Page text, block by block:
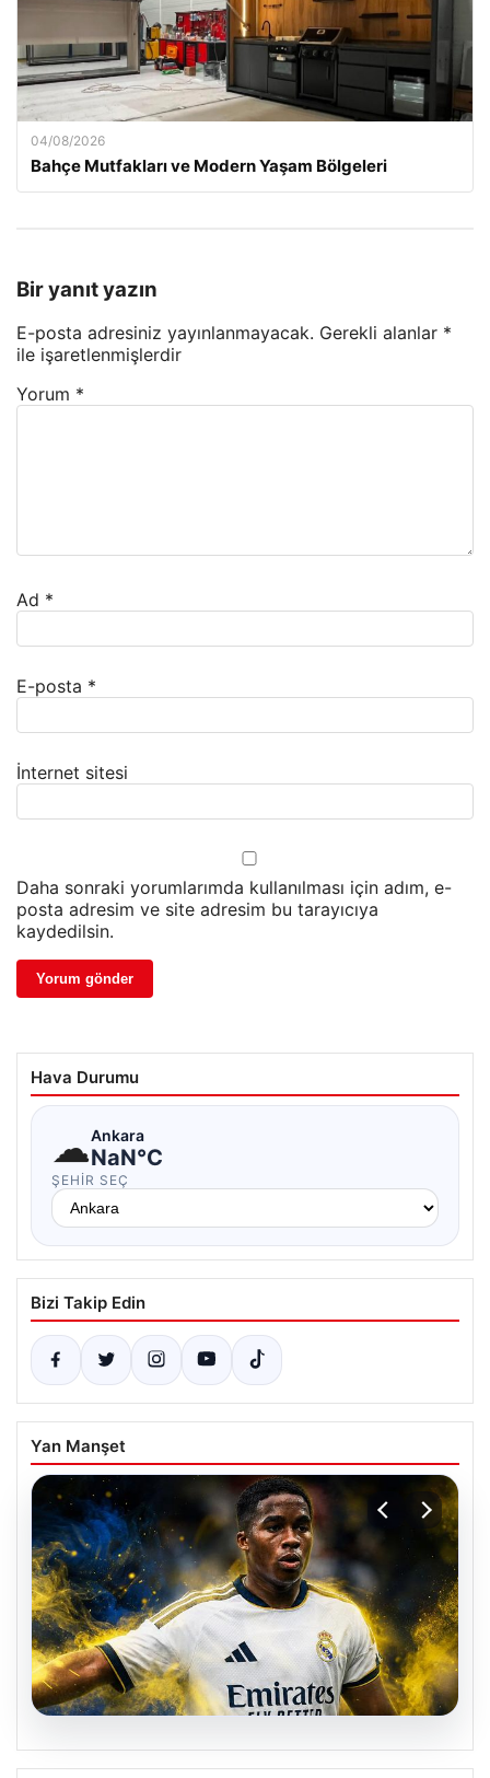
04/08/2026
Bahçe Mutfakları ve Modern Yaşam Bölgeleri
Bir yanıt yazın
E-posta adresiniz yayınlanmayacak. Gerekli alanlar *
ile işaretlenmişlerdir
Yorum *
Ad *
E-posta *
İnternet sitesi
Daha sonraki yorumlarımda kullanılması için adım, e-
posta adresim ve site adresim bu tarayıcıya
kaydedilsin.
Hava Durumu
☁Ankara
NaN°C
ŞEHIR SEÇ
Bizi Takip Edin
Yan Manşet